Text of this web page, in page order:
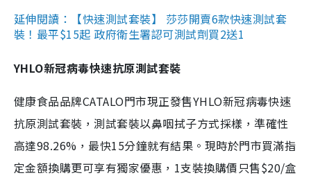
延伸閱讀：【快速測試套裝】 莎莎開賣6款快速測試套
裝！最平$15起 政府衛生署認可測試劑買2送1
YHLO新冠病毒快速抗原測試套裝
健康食品品牌CATALO門市現正發售YHLO新冠病毒快速
抗原測試套裝，測試套裝以鼻咽拭子方式採樣，準確性
高達98.26%，最快15分鐘就有結果。現時於門市買滿指
定金額換購更可享有獨家優惠，1支裝換購價只售$20/盒